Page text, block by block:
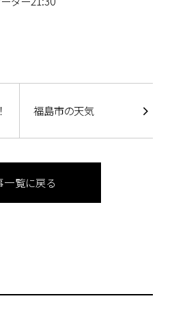
福島市の天気
一覧に戻る